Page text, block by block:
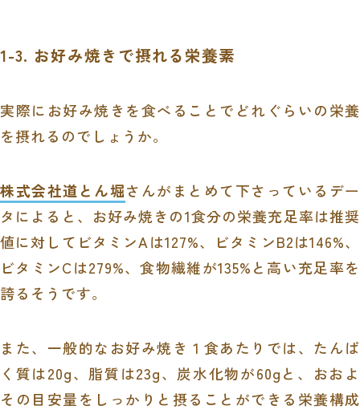
1-3. お好み焼きで摂れる栄養素
実際にお好み焼きを食べることでどれぐらいの栄養
を摂れるのでしょうか。
株式会社道とん堀さんがまとめて下さっているデー
タによると、お好み焼きの1食分の栄養充足率は推奨
値に対してビタミンAは127%、ビタミンB2は146%、
ビタミンCは279%、食物繊維が135%と高い充足率を
誇るそうです。
また、一般的なお好み焼き１食あたりでは、たんぱ
く質は20g、脂質は23g、炭水化物が60gと、おおよ
その目安量をしっかりと摂ることができる栄養構成